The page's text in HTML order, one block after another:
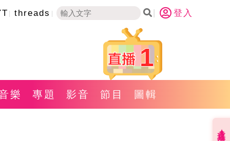
threads 登入
1
樂 專題 影音 節目 圖輯
直播✦活動